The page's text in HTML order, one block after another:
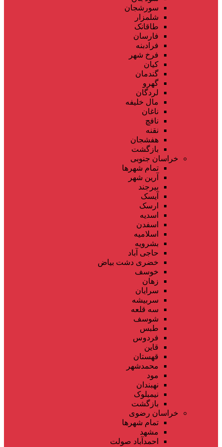
سورشجان
شلمزار
طاقانک
فارسان
فرادبنه
فرخ شهر
کیان
گندمان
گهرو
لردگان
مال خلیفه
ناغان
نافچ
نقنه
هفشجان
بازگشت
خراسان جنوبی
تمام شهر‌ها
آرین شهر
بیرجند
آیسک
ارسک
اسدیه
اسفدن
اسلامیه
بشرویه
حاجی آباد
خضری دشت بیاض
خوسف
زهان
سرایان
سربیشه
سه قلعه
شوسف
طبس
فردوس
قاین
قهستان
محمدشهر
مود
نهبندان
نیمبلوک
بازگشت
خراسان رضوی
تمام شهر‌ها
مشهد
احمدآباد صولت